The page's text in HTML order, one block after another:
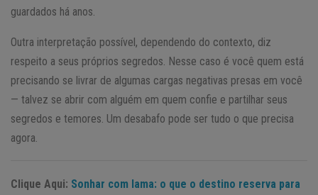
guardados há anos.
Outra interpretação possível, dependendo do contexto, diz
respeito a seus próprios segredos. Nesse caso é você quem está
precisando se livrar de algumas cargas negativas presas em você
— talvez se abrir com alguém em quem confie e partilhar seus
segredos e temores. Um desabafo pode ser tudo o que precisa
agora.
Clique Aqui: Sonhar com lama: o que o destino reserva para